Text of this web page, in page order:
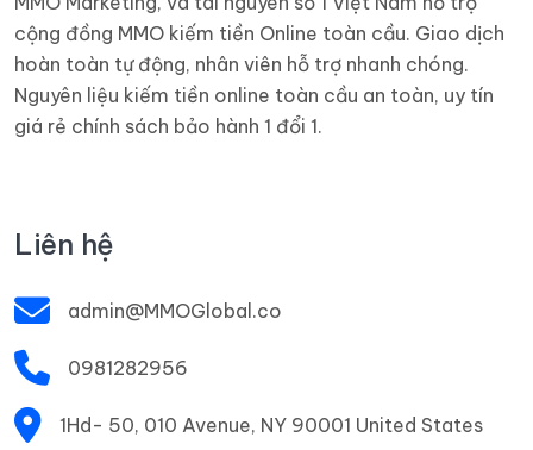
cộng đồng MMO kiếm tiền Online toàn cầu. Giao dịch
hoàn toàn tự động, nhân viên hỗ trợ nhanh chóng.
Nguyên liệu kiếm tiền online toàn cầu an toàn, uy tín
giá rẻ chính sách bảo hành 1 đổi 1.
Liên hệ
admin@MMOGlobal.co
0981282956
1Hd- 50, 010 Avenue, NY 90001 United States